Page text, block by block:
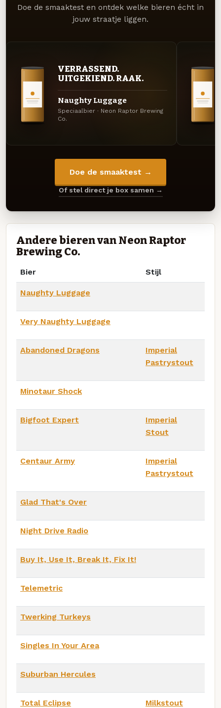
Doe de smaaktest en ontdek welke bieren écht in
jouw straatje liggen.
VERRASSEND.
UITGEKIEND. RAAK.
Naughty Luggage
Speciaalbier · Neon Raptor Brewing
Co.
Doe de smaaktest →
Of stel direct je box samen →
Andere bieren van Neon Raptor
Brewing Co.
Bier Stijl
Naughty Luggage
Very Naughty Luggage
Abandoned Dragons
Imperial
Pastrystout
Minotaur Shock
Bigfoot Expert
Imperial
Stout
Centaur Army
Imperial
Pastrystout
Glad That's Over
Night Drive Radio
Buy It, Use It, Break It, Fix It!
Telemetric
Twerking Turkeys
Singles In Your Area
Suburban Hercules
Total Eclipse Milkstout